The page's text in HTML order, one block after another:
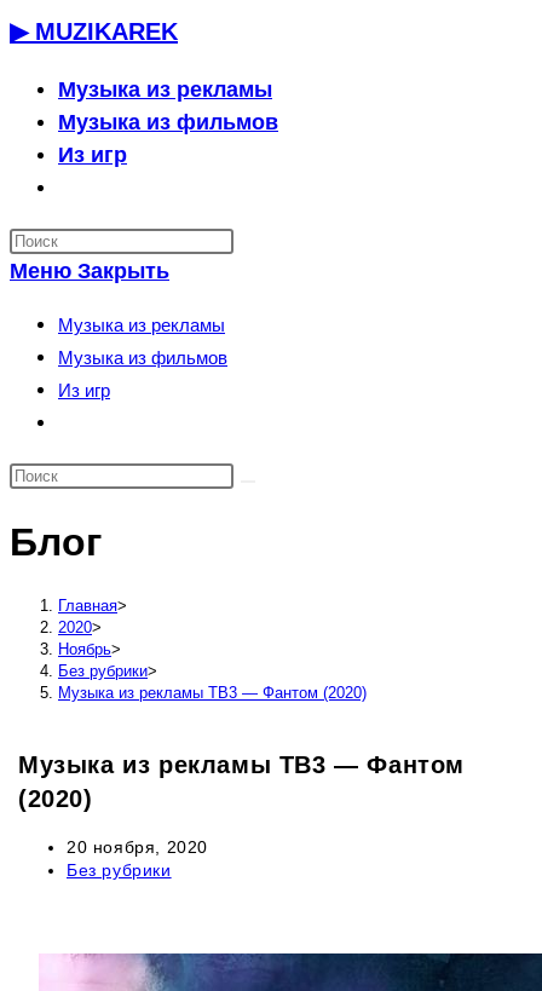
Перейти
содержимому
▶ MUZIKAREK
Музыка из рекламы
Музыка из фильмов
Из игр
по
веб-
сайту
Меню Закрыть
Музыка из рекламы
Музыка из фильмов
Из игр
по
сайту
Блог
Главная>
2020>
Ноябрь>
Без рубрики>
Музыка из рекламы ТВ3 — Фантом (2020)
Музыка из рекламы ТВ3 — Фантом
(2020)
Запись
опубликована:
20 ноября, 2020
Рубрика
Без рубрики